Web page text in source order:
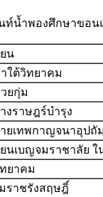
น้ำพองศึกษาขอ
ยน
ใต้วิทยาคม
ยกุ่ม
งราษฎร์บำรุง
ยเทพกาญจนาอุปถั
ยนเบญจมราชาลัย
ยาคม
ราชรังสฤษฎิ์